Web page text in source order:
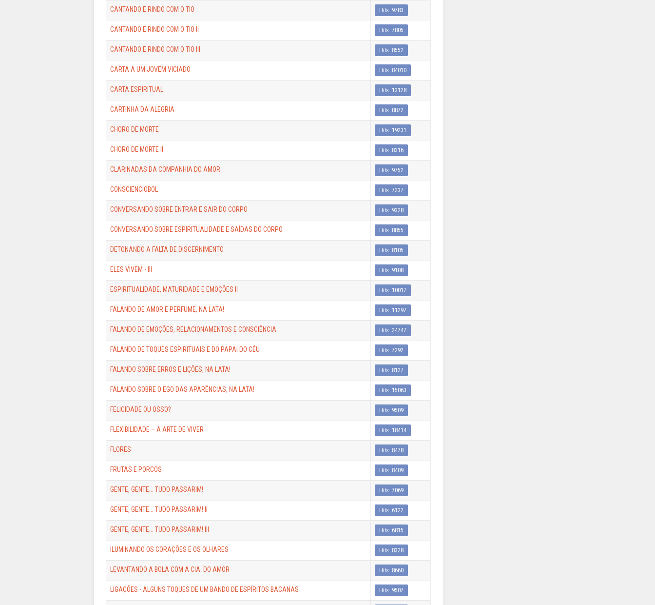
CANTANDO E RINDO COM O TIO Hits: 9783
CANTANDO E RINDO COM O TIO II Hits: 7805
CANTANDO E RINDO COM O TIO III Hits: 8552
CARTA A UM JOVEM VICIADO Hits: 84010
CARTA ESPIRITUAL Hits: 13128
CARTINHA DA ALEGRIA Hits: 8872
CHORO DE MORTE Hits: 19231
CHORO DE MORTE II Hits: 8316
CLARINADAS DA COMPANHIA DO AMOR Hits: 9752
CONSCIENCIOBOL Hits: 7237
CONVERSANDO SOBRE ENTRAR E SAIR DO CORPO Hits: 9328
CONVERSANDO SOBRE ESPIRITUALIDADE E SAÍDAS DO CORPO Hits: 8855
DETONANDO A FALTA DE DISCERNIMENTO Hits: 8105
ELES VIVEM - III Hits: 9108
ESPIRITUALIDADE, MATURIDADE E EMOÇÕES II Hits: 10017
FALANDO DE AMOR E PERFUME, NA LATA! Hits: 11297
FALANDO DE EMOÇÕES, RELACIONAMENTOS E CONSCIÊNCIA Hits: 24747
FALANDO DE TOQUES ESPIRITUAIS E DO PAPAI DO CÉU Hits: 7292
FALANDO SOBRE ERROS E LIÇÕES, NA LATA! Hits: 8127
FALANDO SOBRE O EGO DAS APARÊNCIAS, NA LATA! Hits: 15063
FELICIDADE OU OSSO? Hits: 9509
FLEXIBILIDADE – A ARTE DE VIVER Hits: 18414
FLORES Hits: 8478
FRUTAS E PORCOS Hits: 8409
GENTE, GENTE... TUDO PASSARIM! Hits: 7069
GENTE, GENTE... TUDO PASSARIM! II Hits: 6122
GENTE, GENTE... TUDO PASSARIM! III Hits: 6815
ILUMINANDO OS CORAÇÕES E OS OLHARES Hits: 8328
LEVANTANDO A BOLA COM A CIA. DO AMOR Hits: 8660
LIGAÇÕES - ALGUNS TOQUES DE UM BANDO DE ESPÍRITOS BACANAS Hits: 9507